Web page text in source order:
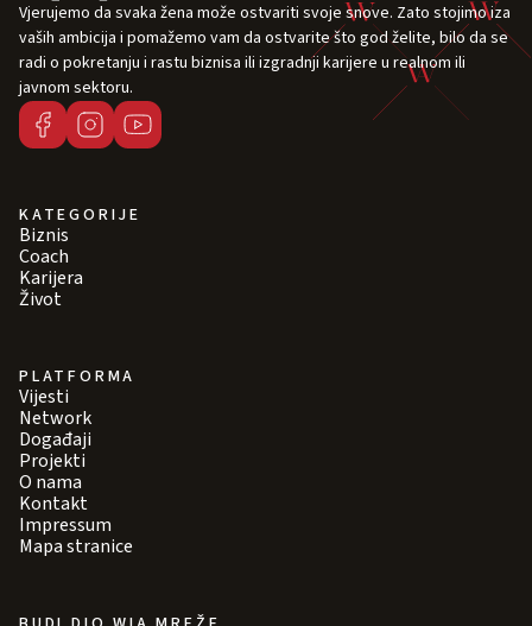
Vjerujemo da svaka žena može ostvariti svoje snove. Zato stojimo iza
vaših ambicija i pomažemo vam da ostvarite što god želite, bilo da se
radi o pokretanju i rastu biznisa ili izgradnji karijere u realnom ili
javnom sektoru.
KATEGORIJE
Biznis
Coach
Karijera
Život
PLATFORMA
Vijesti
Network
Događaji
Projekti
O nama
Kontakt
Impressum
Mapa stranice